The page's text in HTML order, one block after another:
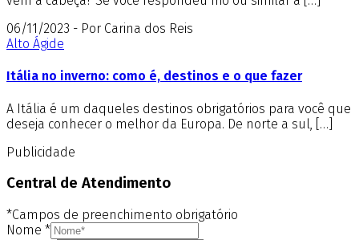
06/11/2023 - Por Carina dos Reis
Alto Ágide
Itália no inverno: como é, destinos e o que fazer
A Itália é um daqueles destinos obrigatórios para você que
deseja conhecer o melhor da Europa. De norte a sul, […]
Publicidade
Central de Atendimento
*Campos de preenchimento obrigatório
Nome *